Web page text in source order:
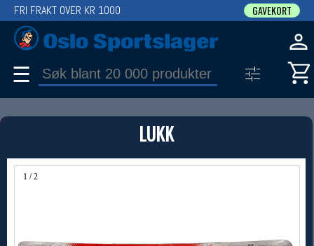
LUKK
1 / 2
FRI FRAKT OVER KR 1000 GAVEKORT
☰
PRODUKT
Produkter (1)
Bruk filter til å spisse søket